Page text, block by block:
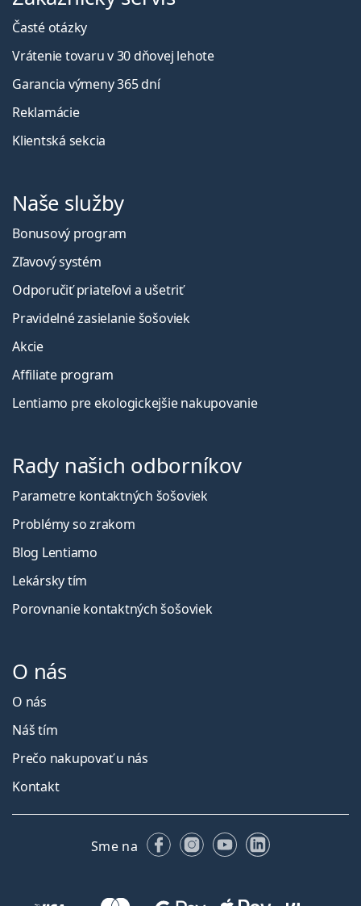
Časté otázky
Vrátenie tovaru v 30 dňovej lehote
Garancia výmeny 365 dní
Reklamácie
Klientská sekcia
Naše služby
Bonusový program
Zľavový systém
Odporučiť priateľovi a ušetriť
Pravidelné zasielanie šošoviek
Akcie
Affiliate program
Lentiamo pre ekologickejšie nakupovanie
Rady našich odborníkov
Parametre kontaktných šošoviek
Problémy so zrakom
Blog Lentiamo
Lekársky tím
Porovnanie kontaktných šošoviek
O nás
O nás
Náš tím
Prečo nakupovať u nás
Kontakt
Sme na FacebookuInstagrame
YouTubeLinkedIn